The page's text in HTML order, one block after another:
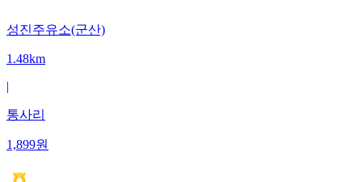
성진주유소(군산)
1.48km
|
통사리
1,899원